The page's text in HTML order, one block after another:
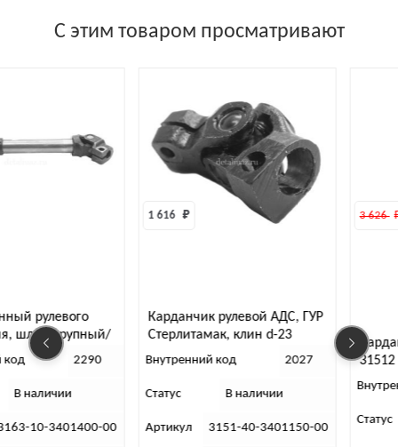
С этим товаром просматривают
рулевого
крупный/
2290
10-3401400-00
Карданчик рулевой АДС, ГУР
Стерлитамак, клин d-23
1 616 ₽
Внутренний код 2027
Статус В наличии
Артикул 3151-40-3401150-00
31512
3 626 ₽ 3
Статус